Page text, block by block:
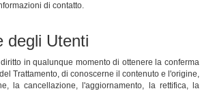
di contatto.
degli Utenti
in qualunque momento di ottenere la conferma
Trattamento, di conoscerne il contenuto e l'origine,
la cancellazione, l'aggiornamento, la rettifica, la